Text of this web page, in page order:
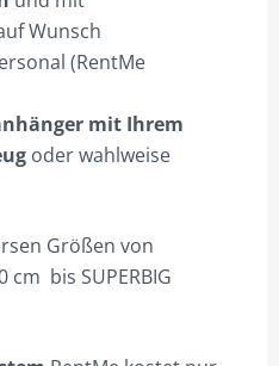
Wunsch
(RentMe
mit Ihrem
oder wahlweise
Größen von
cm bis SUPERBIG